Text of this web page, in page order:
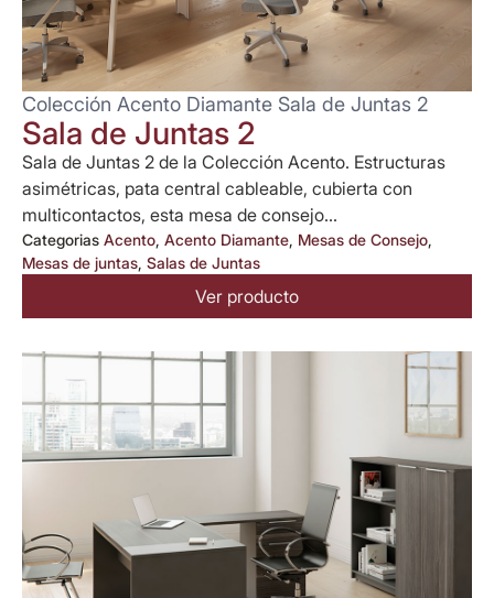
Colección Acento Diamante Sala de Juntas 2
Sala de Juntas 2
Sala de Juntas 2 de la Colección Acento. Estructuras
asimétricas, pata central cableable, cubierta con
multicontactos, esta mesa de consejo...
Categorias Acento, Acento Diamante, Mesas de Consejo,
Mesas de juntas, Salas de Juntas
Ver producto